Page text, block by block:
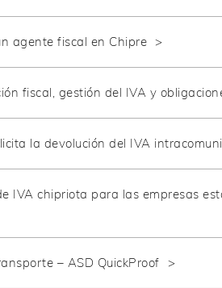
agente fiscal en Chipre
fiscal, gestión del IVA y
la devolución del IVA
IVA chipriota para las empresas
– ASD QuickProof